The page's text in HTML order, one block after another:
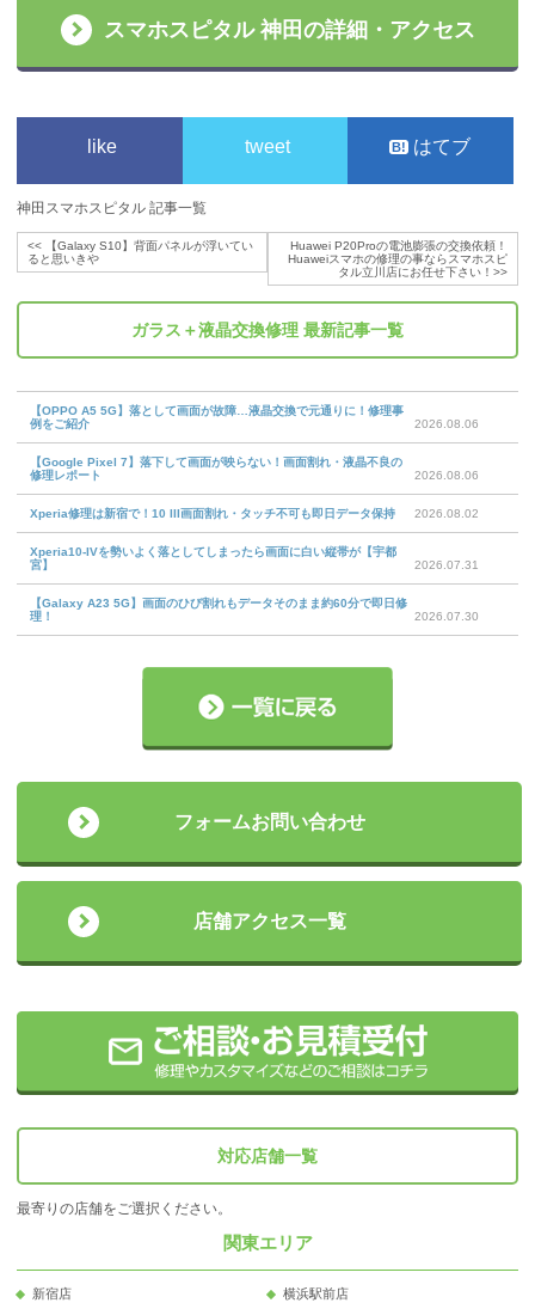
スマホスピタル 神田の詳細・アクセス
like tweet はてブ
神田スマホスピタル 記事一覧
<<
【Galaxy S10】背面パネルが浮いてい
ると思いきや
Huawei P20Proの電池膨張の交換依頼！
Huaweiスマホの修理の事ならスマホスピ
タル立川店にお任せ下さい！ >>
ガラス＋液晶交換修理 最新記事一覧
【OPPO A5 5G】落として画面が故障…液晶交換で元通りに！修理事
例をご紹介
2026.08.06
【Google Pixel 7】落下して画面が映らない！画面割れ・液晶不良の
修理レポート
2026.08.06
Xperia修理は新宿で！10 III画面割れ・タッチ不可も即日データ保持 2026.08.02
Xperia10-IVを勢いよく落としてしまったら画面に白い縦帯が【宇都
宮】
2026.07.31
【Galaxy A23 5G】画面のひび割れもデータそのまま約60分で即日修
理！
2026.07.30
フォームお問い合わせ
店舗アクセス一覧
対応店舗一覧
最寄りの店舗をご選択ください。
関東エリア
新宿店
横浜駅前店